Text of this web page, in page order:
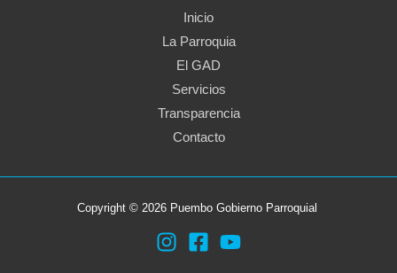
Inicio
La Parroquia
El GAD
Servicios
Transparencia
Contacto
Copyright © 2026 Puembo Gobierno Parroquial